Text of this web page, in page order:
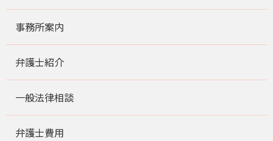
事務所案内
弁護士紹介
一般法律相談
弁護士費用